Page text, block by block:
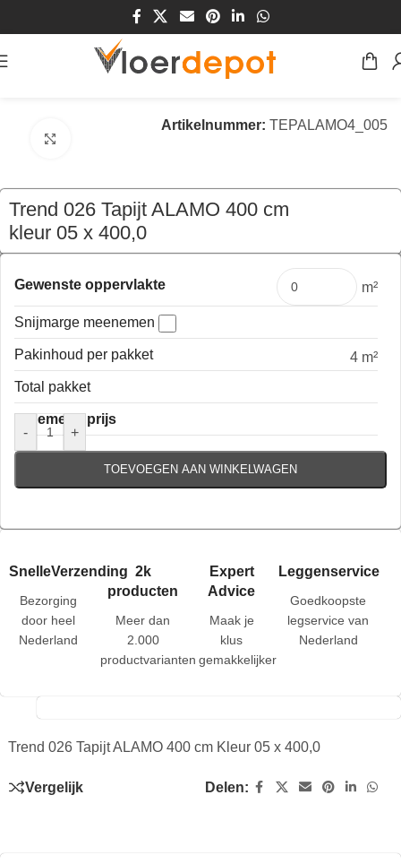
/Vloeren/Tapijt
Artikelnummer: TEPALAMO4_005
Trend 026 Tapijt ALAMO 400 cm
kleur 05 x 400,0
€159,60 per mtr
Gewenste oppervlakte m²
Snijmarge meenemen
Pakinhoud per pakket
4 m²
Total pakket
Algemene prijs
-
+
TOEVOEGEN AAN WINKELWAGEN
SnelleVerzending
Bezorging
door heel
Nederland
2k
producten
Meer dan
2.000
productvarianten
Expert
Advice
Maak je
klus
gemakkelijker
Leggenservice
Goedkoopste
legservice van
Nederland
Trend 026 Tapijt ALAMO 400 cm Kleur 05 x 400,0
Vergelijk Delen: